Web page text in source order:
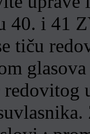
40. i 41
tiču